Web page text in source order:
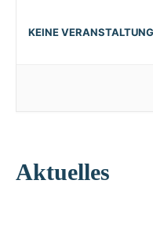
KEINE
Aktuelles